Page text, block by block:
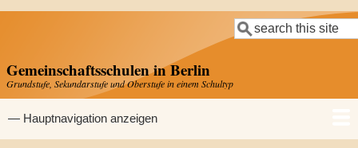
Suche
Gemeinschaftsschulen in Berlin
Grundstufe, Sekundarstufe und Oberstufe in einem Schultyp
Hauptnavigation
— Hauptnavigation anzeigen